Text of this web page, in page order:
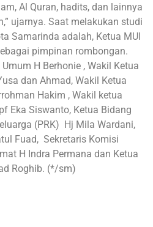
Al Quran, hadits, dan lainnya
ujarnya. Saat melakukan studi
Samarinda adalah, Ketua MUI
pimpinan rombongan.
H Berhonie , Wakil Ketua
dan Ahmad, Wakil Ketua
Hakim , Wakil ketua
Eka Siswanto, Ketua Bidang
(PRK) Hj Mila Wardani,
Fuad, Sekretaris Komisi
H Indra Permana dan Ketua
Roghib. (*/sm)